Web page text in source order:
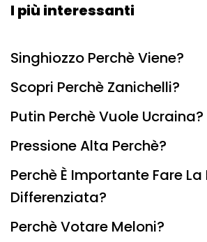
I più interessanti
Singhiozzo Perchè Viene?
Scopri Perchè Zanichelli?
Putin Perchè Vuole Ucraina?
Pressione Alta Perchè?
Perchè È Importante Fare
Differenziata?
Perchè Votare Meloni?